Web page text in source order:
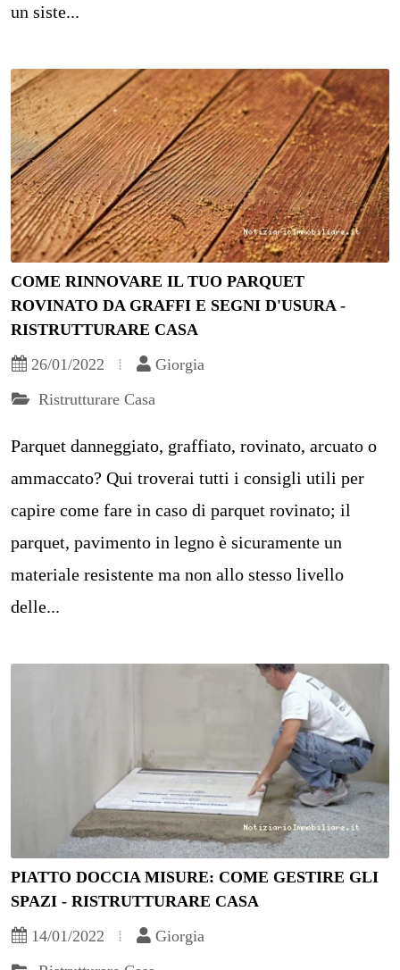
un siste...
COME RINNOVARE IL TUO PARQUET
ROVINATO DA GRAFFI E SEGNI D'USURA -
RISTRUTTURARE CASA
26/01/2022
Giorgia
Ristrutturare Casa
Parquet danneggiato, graffiato, rovinato, arcuato o
ammaccato? Qui troverai tutti i consigli utili per
capire come fare in caso di parquet rovinato; il
parquet, pavimento in legno è sicuramente un
materiale resistente ma non allo stesso livello
delle...
PIATTO DOCCIA MISURE: COME GESTIRE GLI
SPAZI - RISTRUTTURARE CASA
14/01/2022
Giorgia